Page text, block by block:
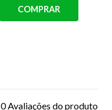
0 Avaliações do produto